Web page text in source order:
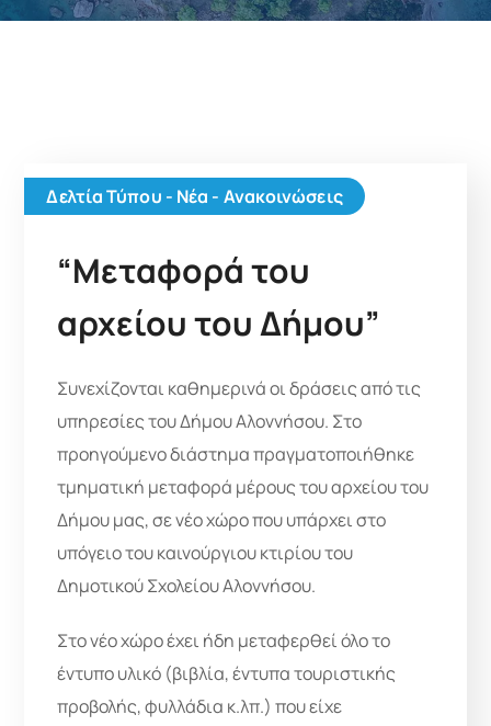
Δελτία Τύπου - Νέα - Ανακοινώσεις
“Μεταφορά του
αρχείου του Δήμου”
Συνεχίζονται καθημερινά οι δράσεις από τις
υπηρεσίες του Δήμου Αλοννήσου. Στο
προηγούμενο διάστημα πραγματοποιήθηκε
τμηματική μεταφορά μέρους του αρχείου του
Δήμου μας, σε νέο χώρο που υπάρχει στο
υπόγειο του καινούργιου κτιρίου του
Δημοτικού Σχολείου Αλοννήσου.
Στο νέο χώρο έχει ήδη μεταφερθεί όλο το
έντυπο υλικό (βιβλία, έντυπα τουριστικής
προβολής, φυλλάδια κ.λπ.) που είχε